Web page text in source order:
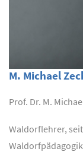
M. Michael
Prof. Dr. M.
Waldorflehrer,